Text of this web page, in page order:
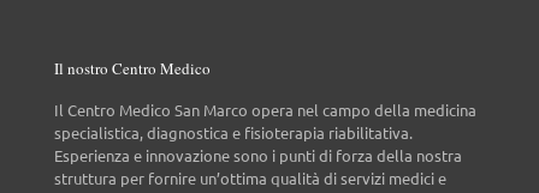
Il nostro Centro Medico
Il Centro Medico San Marco opera nel campo della medicina
specialistica, diagnostica e fisioterapia riabilitativa.
Esperienza e innovazione sono i punti di forza della nostra
struttura per fornire un’ottima qualità di servizi medici e